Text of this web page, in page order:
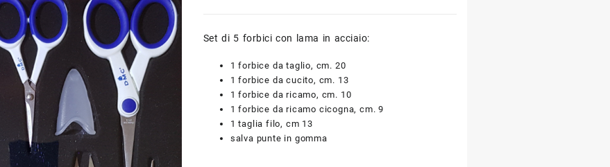
Set di 5 forbici con lama in acciaio:
1 forbice da taglio, cm. 20
1 forbice da cucito, cm. 13
1 forbice da ricamo, cm. 10
1 forbice da ricamo cicogna, cm. 9
1 taglia filo, cm 13
salva punte in gomma